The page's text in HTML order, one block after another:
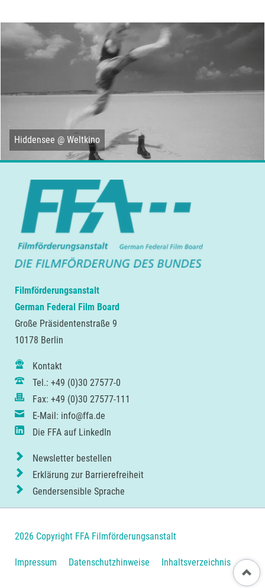
Hiddensee @ Weltkino
Filmförderungsanstalt
German Federal Film Board
Große Präsidentenstraße 9
10178 Berlin
Kontakt
Tel.: +49 (0)30 27577-0
Fax: +49 (0)30 27577-111
E-Mail: info@ffa.de
Die FFA auf LinkedIn
Newsletter bestellen
Erklärung zur Barrierefreiheit
Gendersensible Sprache
2026 Copyright FFA Filmförderungsanstalt
Navigation
Impressum Datenschutzhinweise Inhaltsverzeichnis Nach